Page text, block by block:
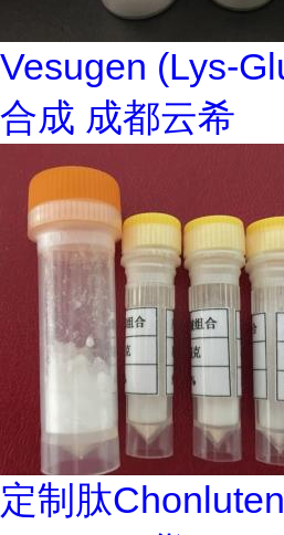
Vesugen (Lys-
合成 成都云希
定制肽